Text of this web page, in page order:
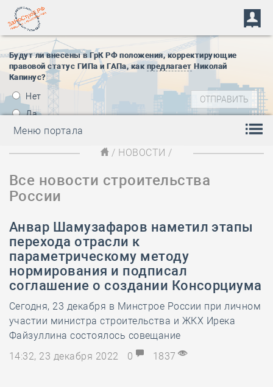
Будут ли внесены в ГрК РФ положения, корректирующие
правовой статус ГИПа и ГАПа, как предлагает Николай
Капинус?
Нет
Да
Меню портала
/ НОВОСТИ /
Все новости строительства
России
Анвар Шамузафаров наметил этапы
перехода отрасли к
параметрическому методу
нормирования и подписал
соглашение о создании Консорциума
Сегодня, 23 декабря в Минстрое России при личном
участии министра строительства и ЖКХ Ирека
Файзуллина состоялось совещание
14:32, 23 декабря 2022
0 1837